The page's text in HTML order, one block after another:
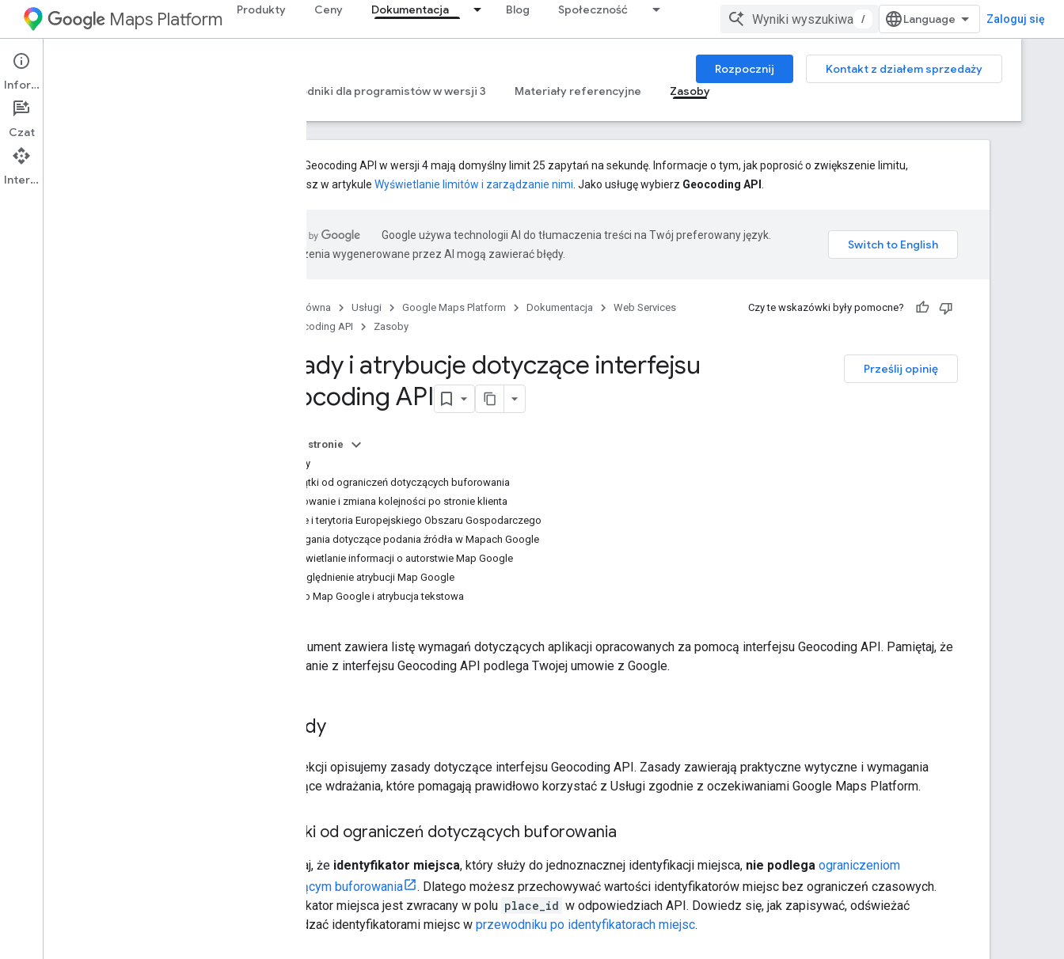
Maps Platform Produkty Ceny Dokumentacja Blog Społeczność
/ Zaloguj się
Web Services Rozpocznij
Kontakt z działem sprzedaży
Przewodniki dla programistów w wersji 4
Przewodniki dla programistów w wersji 3 Materiały referencyjne Zasoby
Metody Geocoding API w wersji 4 mają domyślny limit 25 zapytań na sekundę. Informacje o tym, jak poprosić o zwiększenie limitu,
znajdziesz w artykule Wyświetlanie limitów i zarządzanie nimi . Jako usługę wybierz Geocoding API
Google używa technologii AI do tłumaczenia treści na Twój preferowany język.
Tłumaczenia wygenerowane przez AI mogą zawierać błędy.
Strona główna Usługi Google Maps Platform Dokumentacja
Web Services
Geocoding API
Zasoby
Czy te wskazówki były pomocne?
Prześlij opinię
Zasady i atrybucje dotyczące interfejsu
Geocoding API
Na tej stronie
Zasady
Wyjątki od ograniczeń dotyczących buforowania
Filtrowanie i zmiana kolejności po stronie klienta
Kraje i terytoria Europejskiego Obszaru Gospodarczego
Wymagania dotyczące podania źródła w Mapach Google
Wyświetlanie informacji o autorstwie Map Google
Uwzględnienie atrybucji Map Google
Logo Map Google i atrybucja tekstowa
Ten dokument zawiera listę wymagań dotyczących aplikacji opracowanych za pomocą interfejsu Geocoding API. Pamiętaj, że
korzystanie z interfejsu Geocoding API podlega Twojej umowie z Google.
Zasady
W tej sekcji opisujemy zasady dotyczące interfejsu Geocoding API. Zasady zawierają praktyczne wytyczne i wymagania
dotyczące wdrażania, które pomagają prawidłowo korzystać z Usługi zgodnie z oczekiwaniami Google Maps Platform.
Wyjątki od ograniczeń dotyczących buforowania
Pamiętaj, że identyfikator miejsca, który służy do jednoznacznej identyfikacji miejsca, nie podlega ograniczeniom
dotyczącym buforowania
. Dlatego możesz przechowywać wartości identyfikatorów miejsc bez ograniczeń czasowych.
Identyfikator miejsca jest zwracany w polu place_id w odpowiedziach API. Dowiedz się, jak zapisywać, odświeżać
i zarządzać identyfikatorami miejsc w przewodniku po identyfikatorach miejsc.
Informacje
Czat
Interfejs API